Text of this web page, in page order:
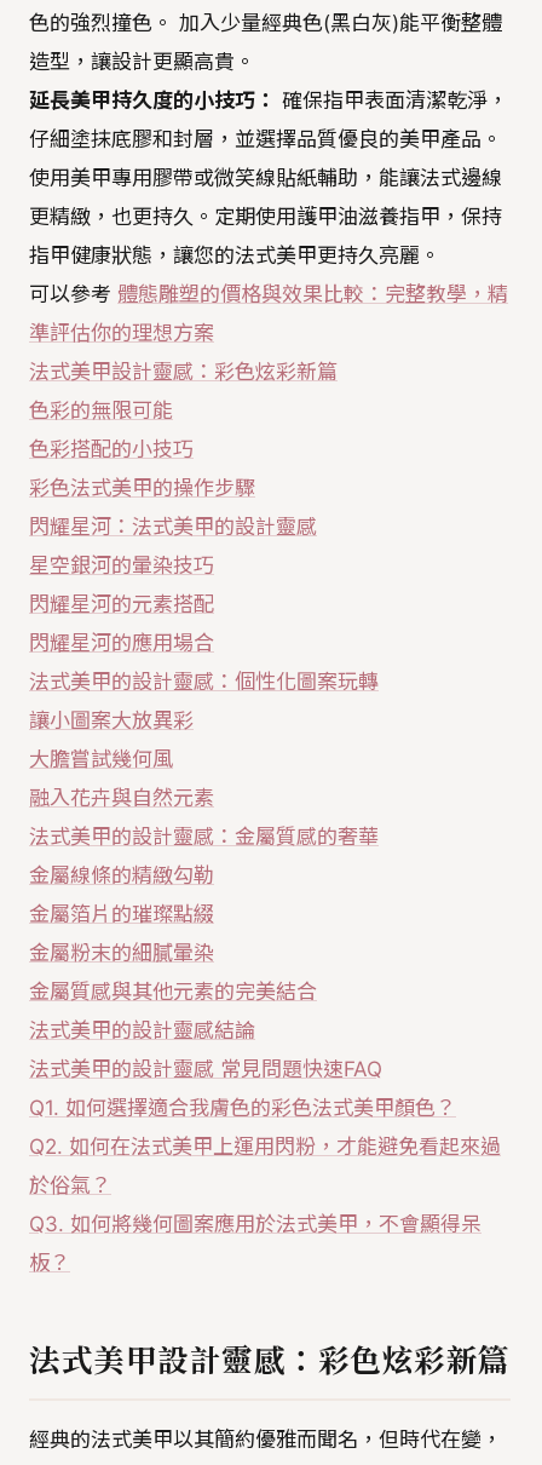
色的強烈撞色。 加入少量經典色(黑白灰)能平衡整體
造型，讓設計更顯高貴。
延長美甲持久度的小技巧： 確保指甲表面清潔乾淨，
仔細塗抹底膠和封層，並選擇品質優良的美甲產品。
使用美甲專用膠帶或微笑線貼紙輔助，能讓法式邊線
更精緻，也更持久。定期使用護甲油滋養指甲，保持
指甲健康狀態，讓您的法式美甲更持久亮麗。
可以參考 體態雕塑的價格與效果比較：完整教學，精
準評估你的理想方案
法式美甲設計靈感：彩色炫彩新篇
色彩的無限可能
色彩搭配的小技巧
彩色法式美甲的操作步驟
閃耀星河：法式美甲的設計靈感
星空銀河的暈染技巧
閃耀星河的元素搭配
閃耀星河的應用場合
法式美甲的設計靈感：個性化圖案玩轉
讓小圖案大放異彩
大膽嘗試幾何風
融入花卉與自然元素
法式美甲的設計靈感：金屬質感的奢華
金屬線條的精緻勾勒
金屬箔片的璀璨點綴
金屬粉末的細膩暈染
金屬質感與其他元素的完美結合
法式美甲的設計靈感結論
法式美甲的設計靈感 常見問題快速FAQ
Q1. 如何選擇適合我膚色的彩色法式美甲顏色？
Q2. 如何在法式美甲上運用閃粉，才能避免看起來過
於俗氣？
Q3. 如何將幾何圖案應用於法式美甲，不會顯得呆
板？
法式美甲設計靈感：彩色炫彩新篇
經典的法式美甲以其簡約優雅而聞名，但時代在變，